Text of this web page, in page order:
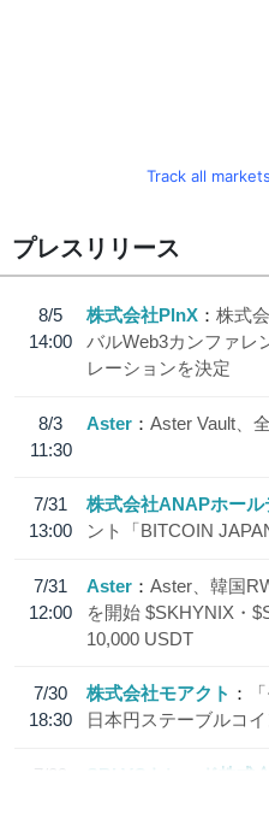
Track all
プレスリリース
8/5
14:00
株式会社PlnX
株式
バルWeb3カンファレ
レーションを決定
8/3
11:30
Aster Aster Vault、
7/31
13:00
株式会社ANAPホール
ント「BITCOIN
7/31
12:00
Aster
Aster、韓国
を開始 $SKHYNIX・
10,000 USDT
7/30
18:30
株式会社モアクト
日本円ステーブルコ
7/29
SBI VCトレード株式